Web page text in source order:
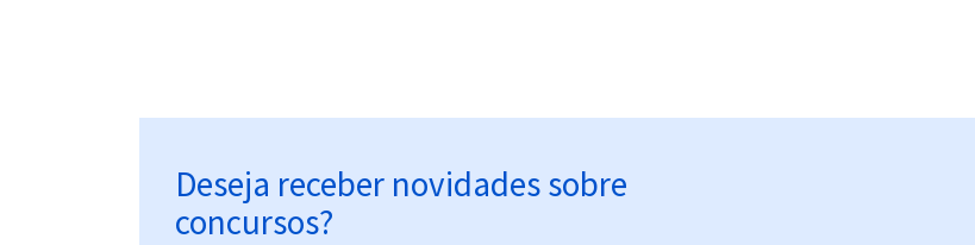
Deseja receber novidades sobre
concursos?